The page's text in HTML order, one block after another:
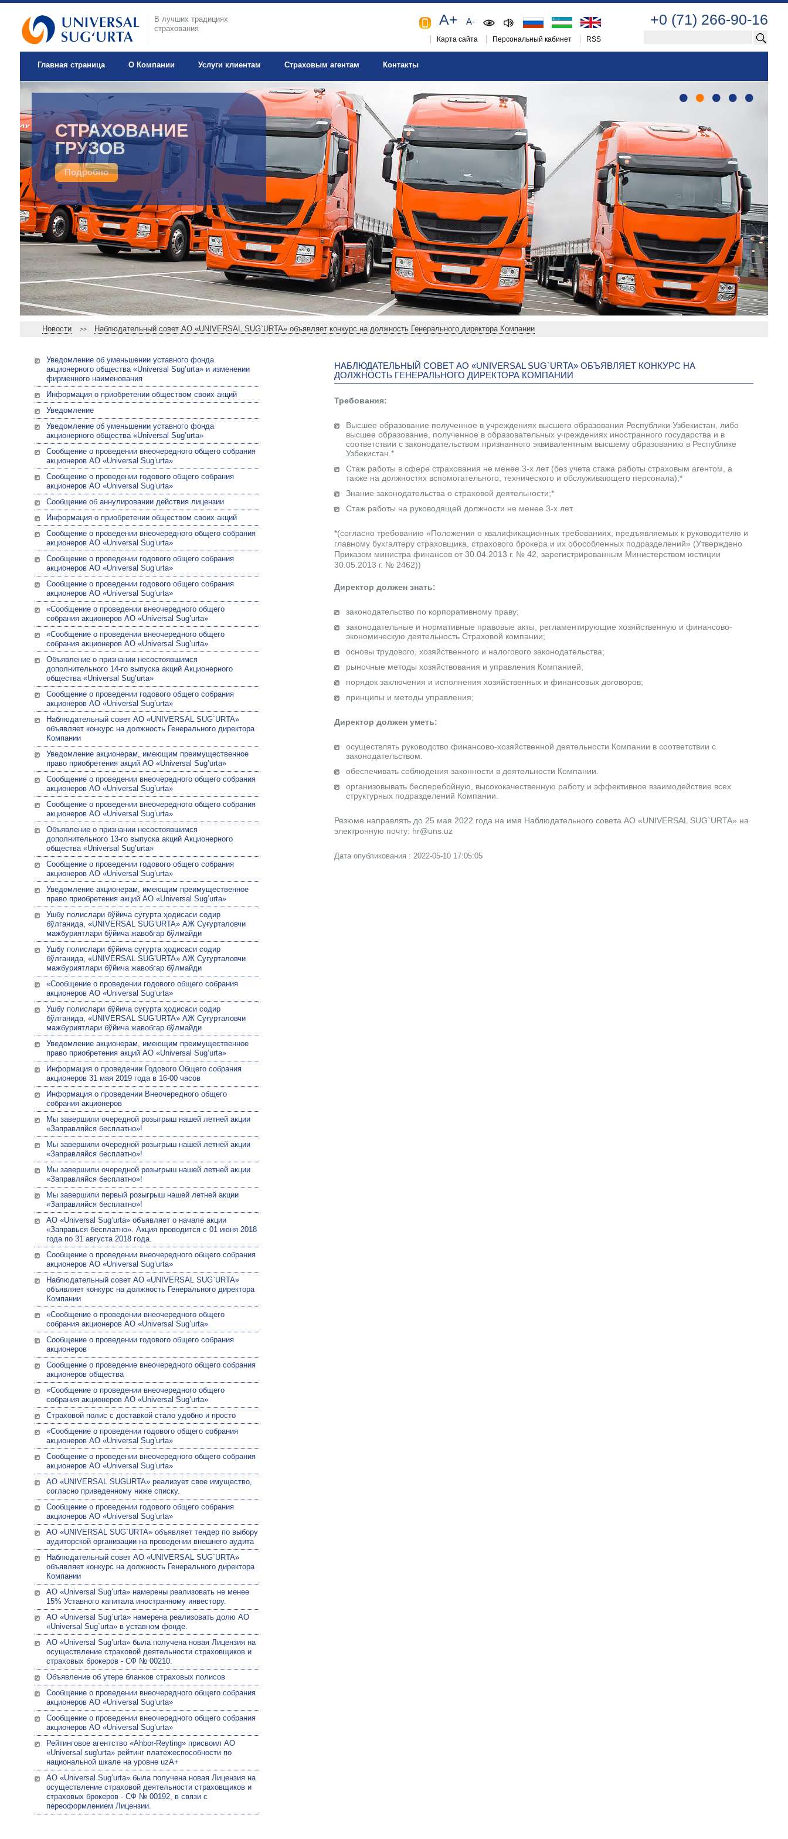
В лучших традициях
страхования
+0 (71) 266-90-16
A+ A-
Карта сайта Персональный кабинет RSS
Главная страница О Компании Услуги клиентам Страховым агентам Контакты
ДОБРОВОЛЬНОЕ
МЕДИЦИНСКОЕ
СТРАХОВАНИЕ
Подробно
СТРАХОВАНИЕ
ГРУЗОВ
Подробно
• • • • •
Новости >> Наблюдательный совет АО «UNIVERSAL SUG`URTA» объявляет конкурс на должность Генерального директора Компании
Уведомление об уменьшении уставного фонда
акционерного общества «Universal Sug’urta» и изменении
фирменного наименования
Информация о приобретении обществом своих акций
Уведомление
Уведомление об уменьшении уставного фонда
акционерного общества «Universal Sug’urta»
Сообщение о проведении внеочередного общего собрания
акционеров АО «Universal Sug’urta»
Сообщение о проведении годового общего собрания
акционеров АО «Universal Sug’urta»
Сообщение об аннулировании действия лицензии
Информация о приобретении обществом своих акций
Сообщение о проведении внеочередного общего собрания
акционеров АО «Universal Sug’urta»
Сообщение о проведении годового общего собрания
акционеров АО «Universal Sug’urta»
Сообщение о проведении годового общего собрания
акционеров АО «Universal Sug’urta»
«Сообщение о проведении внеочередного общего
собрания акционеров АО «Universal Sug’urta»
«Сообщение о проведении внеочередного общего
собрания акционеров АО «Universal Sug’urta»
Объявление о признании несостоявшимся
дополнительного 14-го выпуска акций Акционерного
общества «Universal Sug’urta»
Сообщение о проведении годового общего собрания
акционеров АО «Universal Sug’urta»
Наблюдательный совет АО «UNIVERSAL SUG`URTA»
объявляет конкурс на должность Генерального директора
Компании
Уведомление акционерам, имеющим преимущественное
право приобретения акций АО «Universal Sug’urta»
Сообщение о проведении внеочередного общего собрания
акционеров АО «Universal Sug’urta»
Сообщение о проведении внеочередного общего собрания
акционеров АО «Universal Sug’urta»
Объявление о признании несостоявшимся
дополнительного 13-го выпуска акций Акционерного
общества «Universal Sug’urta»
Сообщение о проведении годового общего собрания
акционеров АО «Universal Sug’urta»
Уведомление акционерам, имеющим преимущественное
право приобретения акций АО «Universal Sug’urta»
Ушбу полислари бўйича суғурта ҳодисаси содир
бўлганида, «UNIVERSAL SUG’URTA» АЖ Суғурталовчи
мажбуриятлари бўйича жавобгар бўлмайди
Ушбу полислари бўйича суғурта ҳодисаси содир
бўлганида, «UNIVERSAL SUG’URTA» АЖ Суғурталовчи
мажбуриятлари бўйича жавобгар бўлмайди
«Сообщение о проведении годового общего собрания
акционеров АО «Universal Sug’urta»
Ушбу полислари бўйича суғурта ҳодисаси содир
бўлганида, «UNIVERSAL SUG’URTA» АЖ Суғурталовчи
мажбуриятлари бўйича жавобгар бўлмайди
Уведомление акционерам, имеющим преимущественное
право приобретения акций АО «Universal Sug’urta»
Информация о проведении Годового Общего собрания
акционеров 31 мая 2019 года в 16-00 часов
Информация о проведении Внеочередного общего
собрания акционеров
Мы завершили очередной розыгрыш нашей летней акции
«Заправляйся бесплатно»!
Мы завершили очередной розыгрыш нашей летней акции
«Заправляйся бесплатно»!
Мы завершили очередной розыгрыш нашей летней акции
«Заправляйся бесплатно»!
Мы завершили первый розыгрыш нашей летней акции
«Заправляйся бесплатно»!
АО «Universal Sug’urta» объявляет о начале акции
«Заправься бесплатно». Акция проводится с 01 июня 2018
года по 31 августа 2018 года.
Сообщение о проведении внеочередного общего собрания
акционеров АО «Universal Sug’urta»
Наблюдательный совет АО «UNIVERSAL SUG`URTA»
объявляет конкурс на должность Генерального директора
Компании
«Сообщение о проведении внеочередного общего
собрания акционеров АО «Universal Sug’urta»
Сообщение о проведении годового общего собрания
акционеров
Сообщение о проведение внеочередного общего собрания
акционеров общества
«Сообщение о проведении внеочередного общего
собрания акционеров АО «Universal Sug’urta»
Страховой полис с доставкой стало удобно и просто
«Сообщение о проведении годового общего собрания
акционеров АО «Universal Sug’urta»
Сообщение о проведении внеочередного общего собрания
акционеров АО «Universal Sug’urta»
АО «UNIVERSAL SUGURTA» реализует свое имущество,
согласно приведенному ниже списку.
Сообщение о проведении годового общего собрания
акционеров АО «Universal Sug’urta»
АО «UNIVERSAL SUG`URTA» объявляет тендер по выбору
аудиторской организации на проведении внешнего аудита
Наблюдательный совет АО «UNIVERSAL SUG`URTA»
объявляет конкурс на должность Генерального директора
Компании
АО «Universal Sug’urta» намерены реализовать не менее
15% Уставного капитала иностранному инвестору.
АО «Universal Sug`urta» намерена реализовать долю АО
«Universal Sug`urta» в уставном фонде.
АО «Univеrsal Sug’urta» была получена новая Лицензия на
осуществление страховой деятельности страховщиков и
страховых брокеров - СФ № 00210.
Объявление об утере бланков страховых полисов
Сообщение о проведении внеочередного общего собрания
акционеров АО «Universal Sug’urta»
Сообщение о проведении внеочередного общего собрания
акционеров АО «Universal Sug’urta»
Рейтинговое агентство «Ahbor-Reyting» присвоил АО
«Universal sug'urta» рейтинг платежеспособности по
национальной шкале на уровне uzA+
АО «Univеrsal Sug’urta» была получена новая Лицензия на
осуществление страховой деятельности страховщиков и
страховых брокеров - СФ № 00192, в связи с
переоформлением Лицензии.
НАБЛЮДАТЕЛЬНЫЙ СОВЕТ АО «UNIVERSAL SUG`URTA» ОБЪЯВЛЯЕТ КОНКУРС НА
ДОЛЖНОСТЬ ГЕНЕРАЛЬНОГО ДИРЕКТОРА КОМПАНИИ
Требования:
Высшее образование полученное в учреждениях высшего образования Республики Узбекистан, либо
высшее образование, полученное в образовательных учреждениях иностранного государства и в
соответствии с законодательством признанного эквивалентным высшему образованию в Республике
Узбекистан.*
Стаж работы в сфере страхования не менее 3-х лет (без учета стажа работы страховым агентом, а
также на должностях вспомогательного, технического и обслуживающего персонала);*
Знание законодательства о страховой деятельности;*
Стаж работы на руководящей должности не менее 3-х лет.
*(согласно требованию «Положения о квалификационных требованиях, предъявляемых к руководителю и
главному бухгалтеру страховщика, страхового брокера и их обособленных подразделений» (Утверждено
Приказом министра финансов от 30.04.2013 г. № 42, зарегистрированным Министерством юстиции
30.05.2013 г. № 2462))
Директор должен знать:
законодательство по корпоративному праву;
зaкoнoдaтeльныe и нopмaтивныe пpaвoвыe aкты, peглaмeнтиpyющиe xoзяйcтвeннyю и финaнcoвo-
экoнoмичecкyю дeятeльнocть Страховой компании;
основы трудового, хозяйственного и налогового законодательства;
pынoчныe мeтoды xoзяйcтвoвaния и yпpaвлeния Компанией;
пopядoк зaключeния и иcпoлнeния xoзяйcтвeнныx и финaнcoвыx дoгoвopoв;
принципы и методы управления;
Директор должен уметь:
осуществлять руководство финансово-хозяйственной деятельности Компании в соответствии с
законодательством.
обеспечивать соблюдения законности в деятельности Компании.
организовывать бесперебойную, высококачественную работу и эффективное взаимодействие всех
структурных подразделений Компании.
Резюме направлять до 25 мая 2022 года на имя Наблюдательного совета АО «UNIVERSAL SUG`URTA» на
электронную почту: hr@uns.uz
Дата опубликования : 2022-05-10 17:05:05